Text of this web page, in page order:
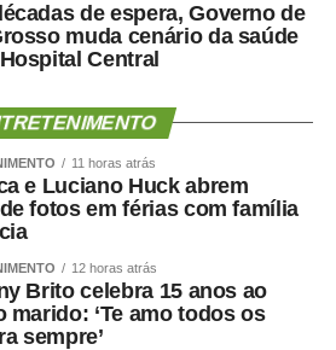
de espera, Governo de
muda cenário da saúde
Central
11 horas atrás
e Luciano Huck abrem
fotos em férias com família
12 horas atrás
Brito celebra 15 anos ao
marido: ‘Te amo todos os
sempre’